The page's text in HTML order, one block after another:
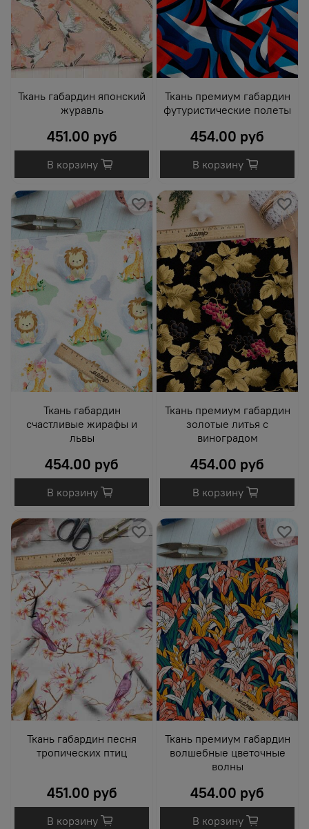
Ткань габардин японский
журавль
451.00 руб
В корзину
Ткань премиум габардин
футуристические полеты
454.00 руб
В корзину
Ткань габардин
счастливые жирафы и
львы
454.00 руб
В корзину
Ткань премиум габардин
золотые литья с
виноградом
454.00 руб
В корзину
Ткань габардин песня
тропических птиц
451.00 руб
В корзину
Ткань премиум габардин
волшебные цветочные
волны
454.00 руб
В корзину